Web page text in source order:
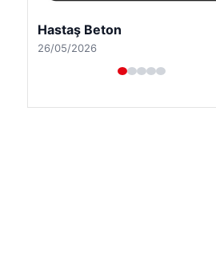
Enes Kaplan Avukatlık Bürosu
28/04/2026